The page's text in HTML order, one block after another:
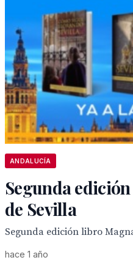
ANDALUCÍA
Segunda
de Sevilla
Segunda edición libro
hace 1 año